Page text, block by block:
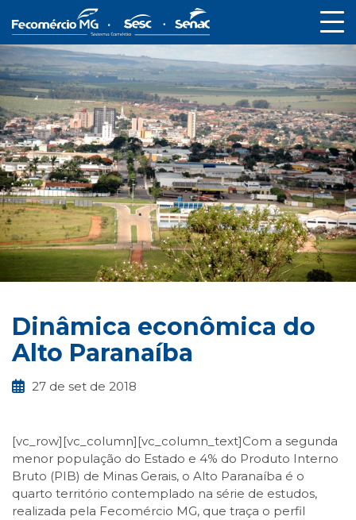
Dinâmica econômica do
Alto Paranaíba
27 de set de 2018
[vc_row][vc_column][vc_column_text]Com a segunda
menor população do Estado e 4% do Produto Interno
Bruto (PIB) de Minas Gerais, o Alto Paranaíba é o
quarto território contemplado na série de estudos,
realizada pela Fecomércio MG, que traça o perfil